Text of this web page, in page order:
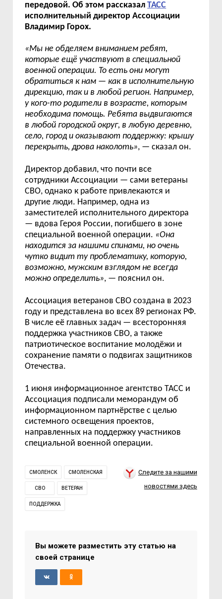
передовой. Об этом рассказалТАСС
исполнительный директор Ассоциации
Владимир Горох.
«Мы не обделяем вниманием ребят,
которые ещё участвуют в специальной
военной операции. То есть они могут
обратиться к нам — как в исполнительную
дирекцию, так и в любой регион. Например,
у кого-то родители в возрасте, которым
необходима помощь. Ребята выдвигаются
в любой городской округ, в любую деревню,
село, город и оказывают поддержку: крышу
перекрыть, дрова наколоть», — сказал он.
Директор добавил, что почти все
сотрудники Ассоциации — сами ветераны
СВО, однако к работе привлекаются и
другие люди. Например, одна из
заместителей исполнительного директора
— вдова Героя России, погибшего в зоне
специальной военной операции. «Она
находится за нашими спинами, но очень
чутко видит ту проблематику, которую,
возможно, мужским взглядом не всегда
можно определить», — пояснил он.
Ассоциация ветеранов СВО создана в 2023
году и представлена во всех 89 регионах РФ.
В числе её главных задач — всесторонняя
поддержка участников СВО, а также
патриотическое воспитание молодёжи и
сохранение памяти о подвигах защитников
Отечества.
1 июня информационное агентство ТАСС и
Ассоциация подписали меморандум об
информационном партнёрстве с целью
системного освещения проектов,
направленных на поддержку участников
специальной военной операции.
СМОЛЕНСК СМОЛЕНСКАЯ
СВО ВЕТЕРАН
ПОДДЕРЖКА
Следите за нашими
новостями здесь
Вы можете разместить эту статью на
своей странице